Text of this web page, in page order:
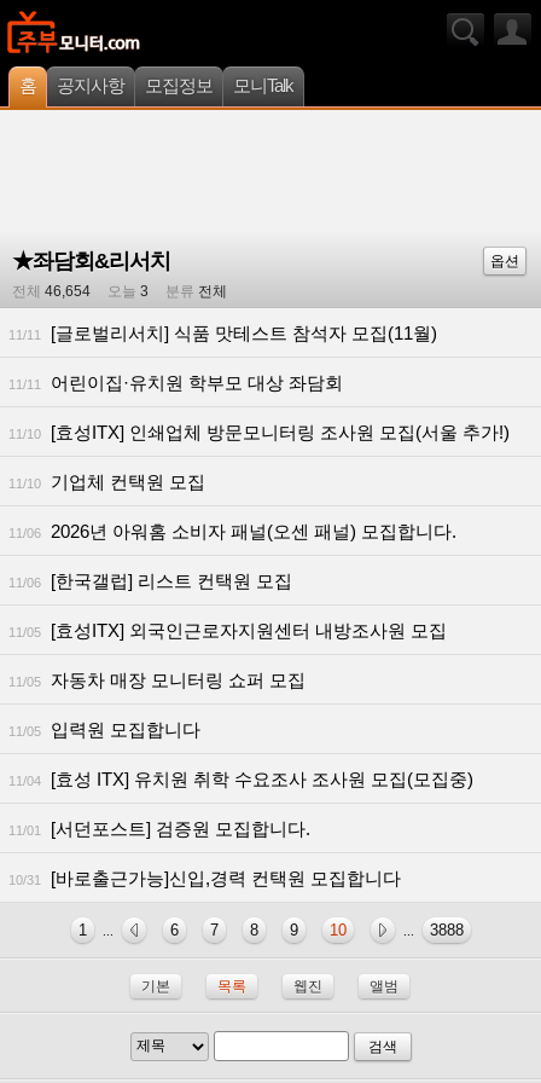
홈 공지사항 모집정보 모니Talk
★좌담회&리서치
옵션
전체 46,654 오늘 3 분류 전체
11/11 [글로벌리서치] 식품 맛테스트 참석자 모집(11월)
11/11 어린이집·유치원 학부모 대상 좌담회
11/10 [효성ITX] 인쇄업체 방문모니터링 조사원 모집(서울 추가!)
11/10 기업체 컨택원 모집
11/06 2026년 아워홈 소비자 패널(오센 패널) 모집합니다.
11/06 [한국갤럽] 리스트 컨택원 모집
11/05 [효성ITX] 외국인근로자지원센터 내방조사원 모집
11/05 자동차 매장 모니터링 쇼퍼 모집
11/05 입력원 모집합니다
11/04 [효성 ITX] 유치원 취학 수요조사 조사원 모집(모집중)
11/01 [서던포스트] 검증원 모집합니다.
10/31 [바로출근가능]신입,경력 컨택원 모집합니다
1 ... 6 7 8 9 10 ... 3888
기본 목록 웹진 앨범
검색